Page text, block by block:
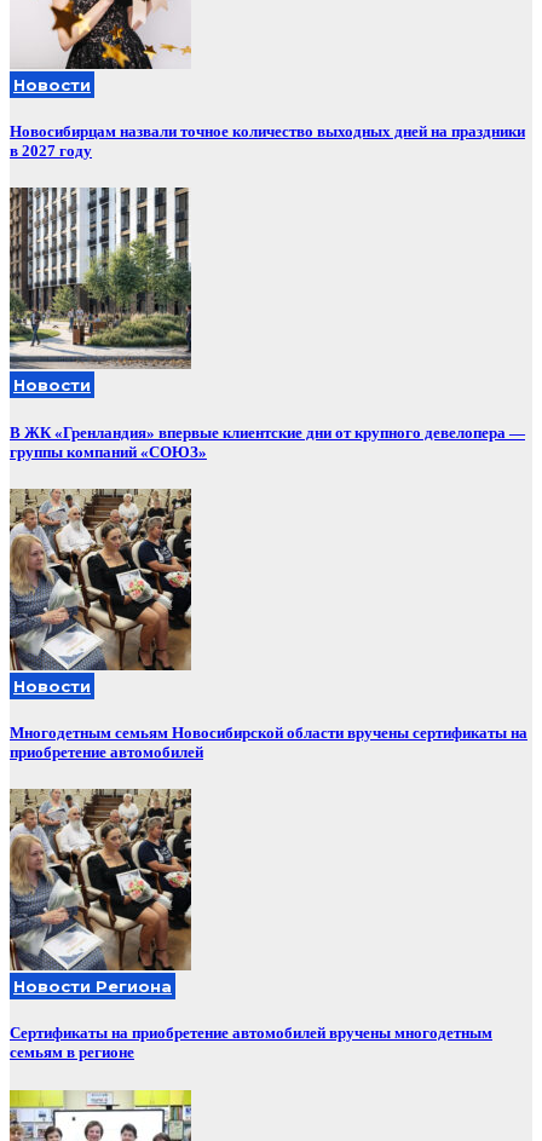
Новости
Новосибирцам назвали точное количество выходных дней на праздники
в 2027 году
Новости
В ЖК «Гренландия» впервые клиентские дни от крупного девелопера —
группы компаний «СОЮЗ»
Новости
Многодетным семьям Новосибирской области вручены сертификаты на
приобретение автомобилей
Новости Региона
Сертификаты на приобретение автомобилей вручены многодетным
семьям в регионе